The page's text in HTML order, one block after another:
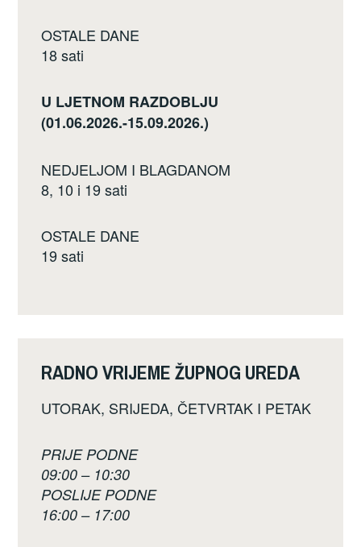
OSTALE DANE
18 sati
U LJETNOM RAZDOBLJU
(01.06.2026.-15.09.2026.)
NEDJELJOM I BLAGDANOM
8, 10 i 19 sati
OSTALE DANE
19 sati
RADNO VRIJEME ŽUPNOG UREDA
UTORAK, SRIJEDA, ČETVRTAK I PETAK
PRIJE PODNE
09:00 – 10:30
POSLIJE PODNE
16:00 – 17:00